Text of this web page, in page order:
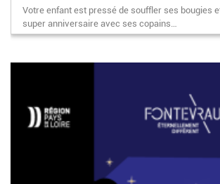
Votre enfant est pressé de souffler ses bougies
super anniversaire avec ses copains…